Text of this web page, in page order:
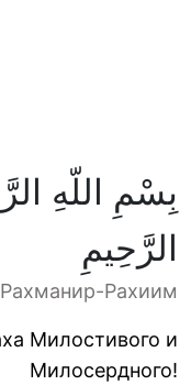
بِسْمِ اللّهِ
الرَّحِيمِ
Рахиим
Милостивого и
Милосердного!